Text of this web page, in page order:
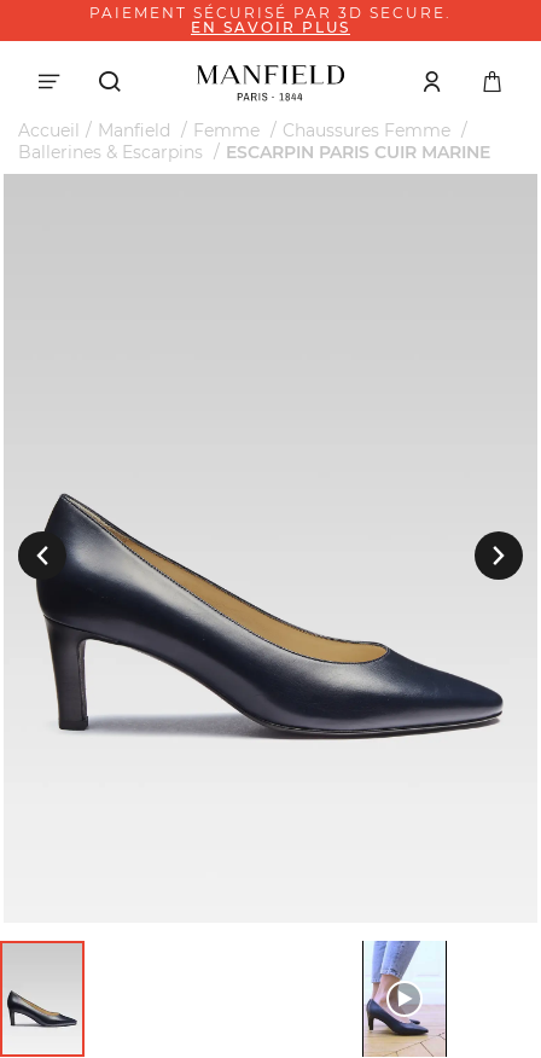
PAIEMENT SÉCURISÉ PAR 3D SECURE.
EN SAVOIR PLUS
Accueil Manfield Femme
Chaussures Femme
Ballerines & Escarpins
ESCARPIN PARIS CUIR MARINE
Précedent Suivant